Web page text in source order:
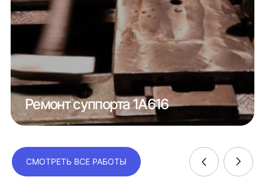
Ремонт суппорта 1А616
СМОТРЕТЬ ВСЕ РАБОТЫ